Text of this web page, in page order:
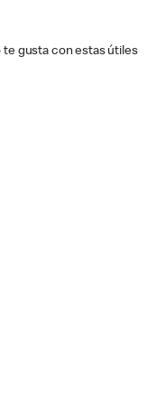
gusta con estas útiles